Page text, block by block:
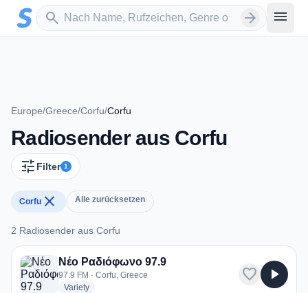
Zum Hauptinhalt springen
search
Sender suchen arrow_forward menu
Europe/Greece/Corfu/Corfu
Radiosender aus Corfu
tune Filter 1
Corfu close Alle zurücksetzen
2 Radiosender aus Corfu
2 Radiosender aus Corfu
Νέο Ραδιόφωνο 97.9
97.9 FM · Corfu, Greece
Varietyradio stations
favorite play_arrow